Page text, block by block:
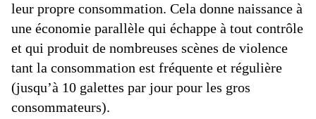
leur propre consommation. Cela donne naissance à
une économie parallèle qui échappe à tout contrôle
et qui produit de nombreuses scènes de violence
tant la consommation est fréquente et régulière
(jusqu’à 10 galettes par jour pour les gros
consommateurs).